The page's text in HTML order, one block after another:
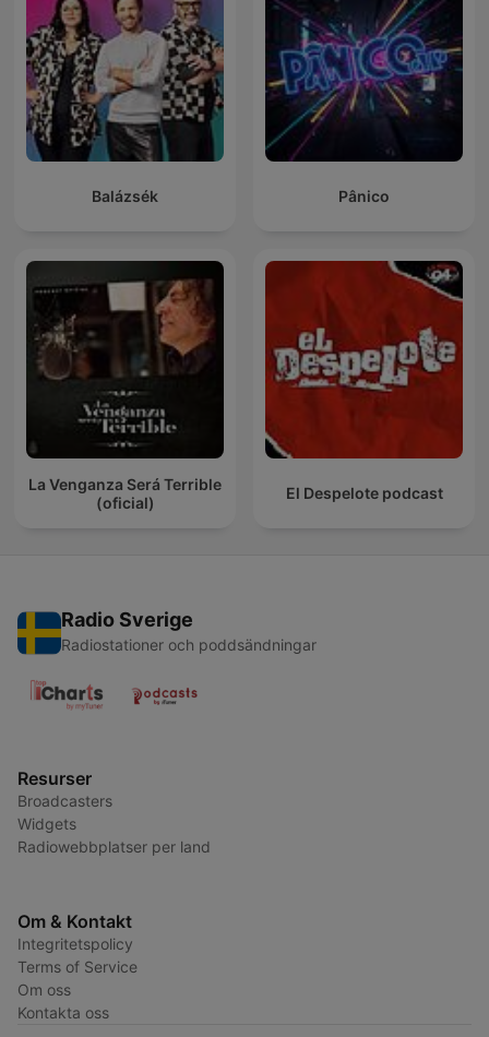
Balázsék Pânico
La Venganza Será Terrible
(oficial)
El Despelote podcast
Radio Sverige
Radiostationer och poddsändningar
Resurser
Broadcasters
Widgets
Radiowebbplatser per land
Om & Kontakt
Integritetspolicy
Terms of Service
Om oss
Kontakta oss